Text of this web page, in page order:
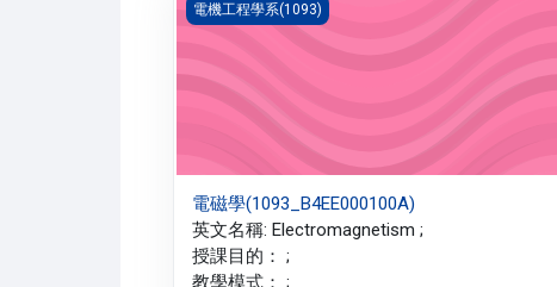
電磁學(1093_B4EE000100A)
電機工程學系(1093)
電磁學(1093_B4EE000100A)
英文名稱: Electromagnetism ;
授課目的： ;
教學模式： ;